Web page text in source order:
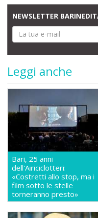
NEWSLETTER
Leggi anche
Bari, 25 anni
dell'Airiciclotteri:
«Costretti allo stop, ma i
film sotto le stelle
torneranno presto»